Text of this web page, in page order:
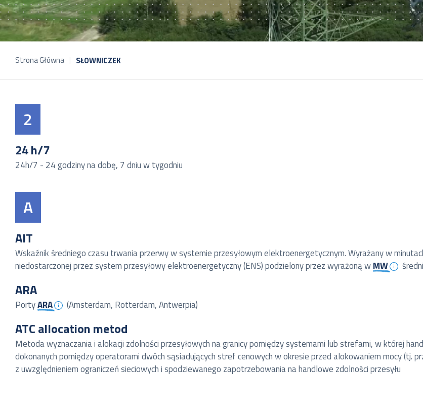
Strona Główna SŁOWNICZEK
2
24 h/7
24h/7 - 24 godziny na dobę, 7 dniu w tygodniu
A
AIT
Wskaźnik średniego czasu trwania przerwy w systemie przesyłowym elektroenergetycznym. Wyrażany w
niedostarczonej przez system przesyłowy elektroenergetyczny (ENS) podzielony przez wyrażoną wMW
ARA
PortyARA (Amsterdam, Rotterdam, Antwerpia)
ATC allocation metod
Metoda wyznaczania i alokacji zdolności przesyłowych na granicy pomiędzy systemami lub strefami, w której
dokonanych pomiędzy operatorami dwóch sąsiadujących stref cenowych w okresie przed alokowaniem mocy (tj.
z uwzględnieniem ograniczeń sieciowych i spodziewanego zapotrzebowania na handlowe zdolności przesyłu